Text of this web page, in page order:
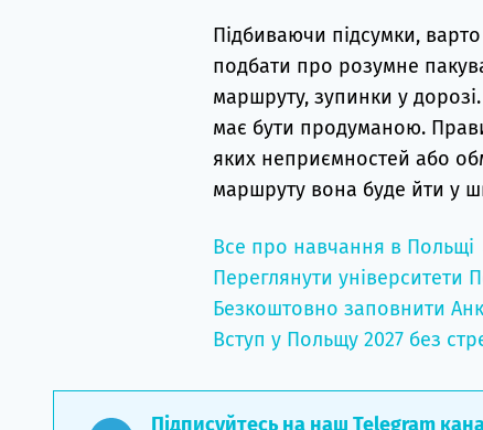
Підбиваючи підсумки,
подбати про розумне
маршруту, зупинки у
має бути продуманою.
яких неприємностей або
маршруту вона буде йти у
Все про навчання в
Переглянути університети
Безкоштовно заповнити
Вступ у Польщу 2027 без
Підписуйтесь на наш Telegram